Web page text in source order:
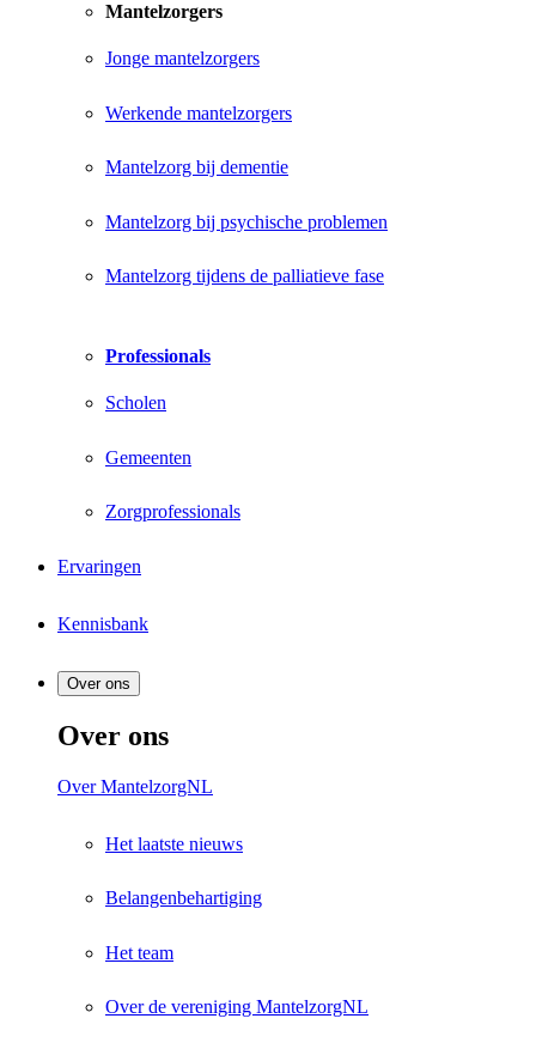
Mantelzorgers
Jonge mantelzorgers
Werkende mantelzorgers
Mantelzorg bij dementie
Mantelzorg bij psychische problemen
Mantelzorg tijdens de palliatieve fase
Professionals
Scholen
Gemeenten
Zorgprofessionals
Ervaringen
Kennisbank
Over ons
Over ons
Over MantelzorgNL
Het laatste nieuws
Belangenbehartiging
Het team
Over de vereniging MantelzorgNL